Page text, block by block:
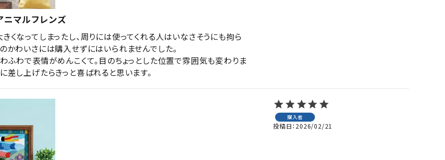
ニマルフレンズ
くなってしまったし、周りには使ってくれる人はいなさそうにも拘ら
かわいさには購入せずにはいられませんでした。
ふわで表情がめんこくて。目のちょっとした位置で雰囲気も変わりま
差し上げたらきっと喜ばれると思います。
購入者
投稿日 2026/02/21